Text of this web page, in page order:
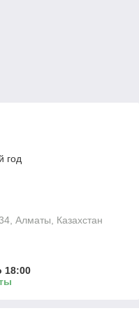
год
Алматы, Казахстан
18:00